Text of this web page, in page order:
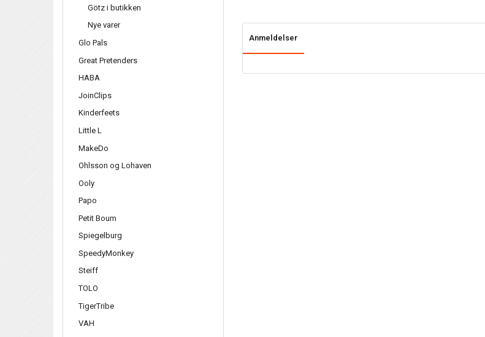
Götz i butikken
Nye varer
Glo Pals
Great Pretenders
HABA
JoinClips
Kinderfeets
Little L
MakeDo
Ohlsson og Lohaven
Ooly
Papo
Petit Boum
Spiegelburg
SpeedyMonkey
Steiff
TOLO
TigerTribe
VAH
Anmeldelser